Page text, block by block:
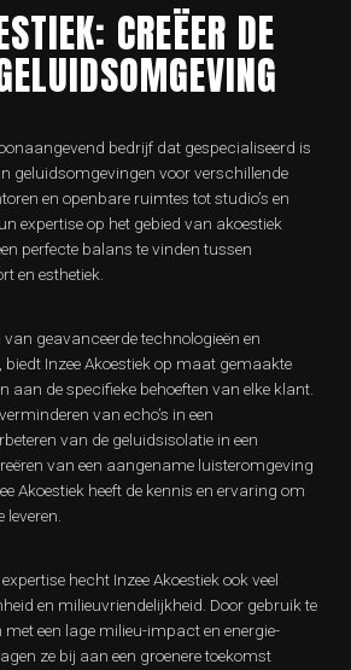
CREËER DE
bedrijf dat gespecialiseerd is
geluidsomgevingen voor verschillende
en openbare ruimtes tot studio’s en
expertise op het gebied van akoestiek
perfecte balans te vinden tussen
en esthetiek.
geavanceerde technologieën en
biedt Inzee Akoestiek op maat gemaakte
aan de specifieke behoeften van elke klant.
van echo’s in een
van de geluidsisolatie in een
van een aangename luisteromgeving
Akoestiek heeft de kennis en ervaring om
hecht Inzee Akoestiek ook veel
en milieuvriendelijkheid. Door gebruik te
een lage milieu-impact en energie-
ze bij aan een groenere toekomst